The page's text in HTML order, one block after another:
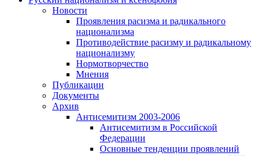
Новости
Проявления расизма и радикального
национализма
Противодействие расизму и радикальному
национализму
Нормотворчество
Мнения
Публикации
Документы
Архив
Антисемитизм 2003-2006
Антисемитизм в Российской
Федерации
Основные тенденции проявлений